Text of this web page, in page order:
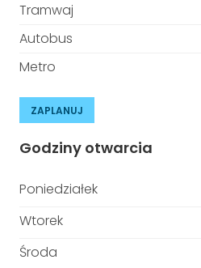
Tramwaj
Autobus
Metro
ZAPLANUJ
Godziny otwarcia
Poniedziałek
Wtorek
Środa